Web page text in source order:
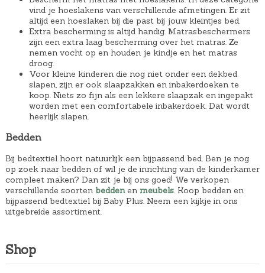
vind je hoeslakens van verschillende afmetingen. Er zit
altijd een hoeslaken bij die past bij jouw kleintjes bed.
Extra bescherming is altijd handig. Matrasbeschermers
zijn een extra laag bescherming over het matras. Ze
nemen vocht op en houden je kindje en het matras
droog.
Voor kleine kinderen die nog niet onder een dekbed
slapen, zijn er ook slaapzakken en inbakerdoeken te
koop. Niets zo fijn als een lekkere slaapzak en ingepakt
worden met een comfortabele inbakerdoek. Dat wordt
heerlijk slapen.
Bedden
Bij bedtextiel hoort natuurlijk een bijpassend bed. Ben je nog
op zoek naar bedden of wil je de inrichting van de kinderkamer
compleet maken? Dan zit je bij ons goed! We verkopen
verschillende soorten beddenen meubels. Koop bedden en
bijpassend bedtextiel bij Baby Plus. Neem een kijkje in ons
uitgebreide assortiment.
Shop